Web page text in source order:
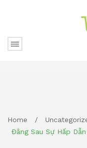
Home /
Đằng Sau Sự Hấp